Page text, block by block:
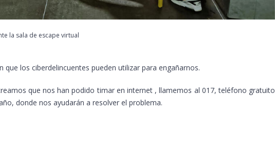
la sala de escape virtual
los ciberdelincuentes pueden utilizar para engañarnos.
que nos han podido timar en internet , llamemos al 017, teléfono gratuito
donde nos ayudarán a resolver el problema.